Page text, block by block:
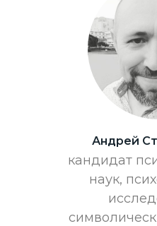
Андрей
кандидат
наук,